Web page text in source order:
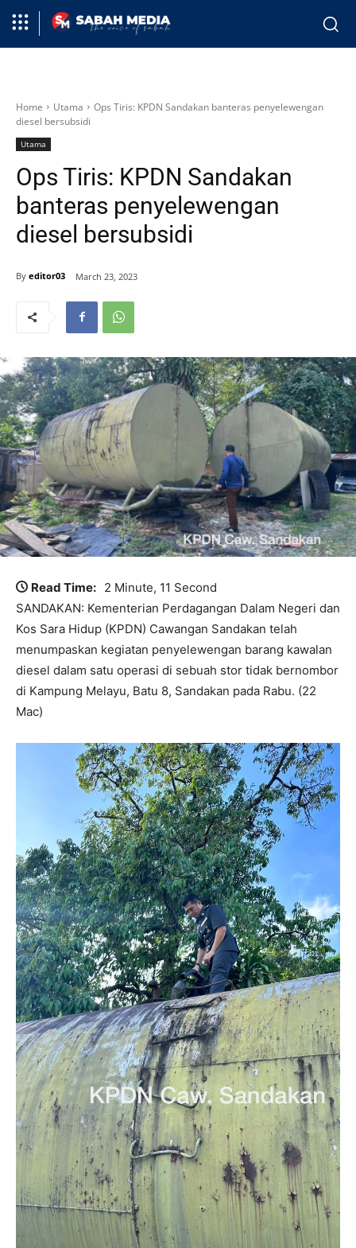
Home Utama
Ops Tiris: KPDN Sandakan banteras penyelewengan
diesel bersubsidi
Utama
Ops Tiris: KPDN Sandakan
banteras penyelewengan
diesel bersubsidi
By editor03 March 23, 2023
Read Time: 2 Minute, 11 Second
SANDAKAN: Kementerian Perdagangan Dalam Negeri dan
Kos Sara Hidup (KPDN) Cawangan Sandakan telah
menumpaskan kegiatan penyelewengan barang kawalan
diesel dalam satu operasi di sebuah stor tidak bernombor
di Kampung Melayu, Batu 8, Sandakan pada Rabu. (22
Mac)